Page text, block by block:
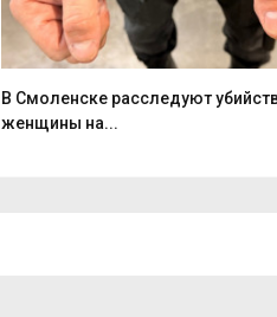
В Смоленске расследуют
женщины на...